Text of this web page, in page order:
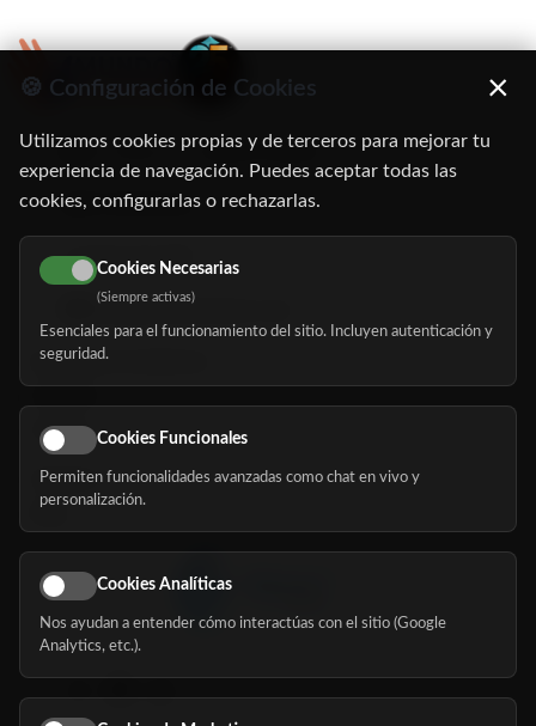
C/ Oruro, 11. 28016 Madrid
91 345 06 26
616 113 103
hola@mundomayor.com
Buscador de residencias
Eventos
Nosotros
Síguenos
🍪 Configuración de Cookies ×
Utilizamos cookies propias y de terceros para mejorar tu
experiencia de navegación. Puedes aceptar todas las
cookies, configurarlas o rechazarlas.
Cookies Necesarias
(Siempre activas)
Esenciales para el funcionamiento del sitio. Incluyen autenticación y
seguridad.
Cookies Funcionales
Permiten funcionalidades avanzadas como chat en vivo y
personalización.
Cookies Analíticas
Nos ayudan a entender cómo interactúas con el sitio (Google
Analytics, etc.).